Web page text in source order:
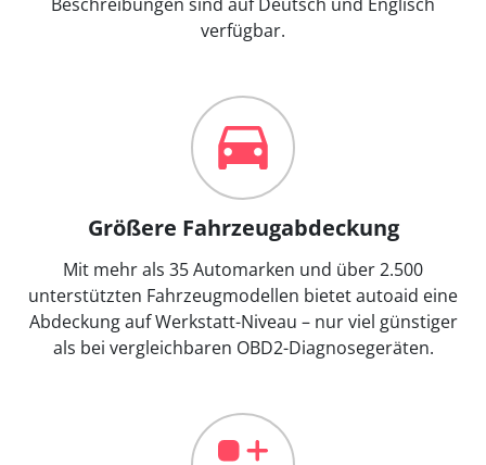
verfügbar.
Größere Fahrzeugabdeckung
Mit mehr als 35 Automarken und über 2.500
unterstützten Fahrzeugmodellen bietet autoaid eine
Abdeckung auf Werkstatt-Niveau – nur viel günstiger
als bei vergleichbaren OBD2-Diagnosegeräten.